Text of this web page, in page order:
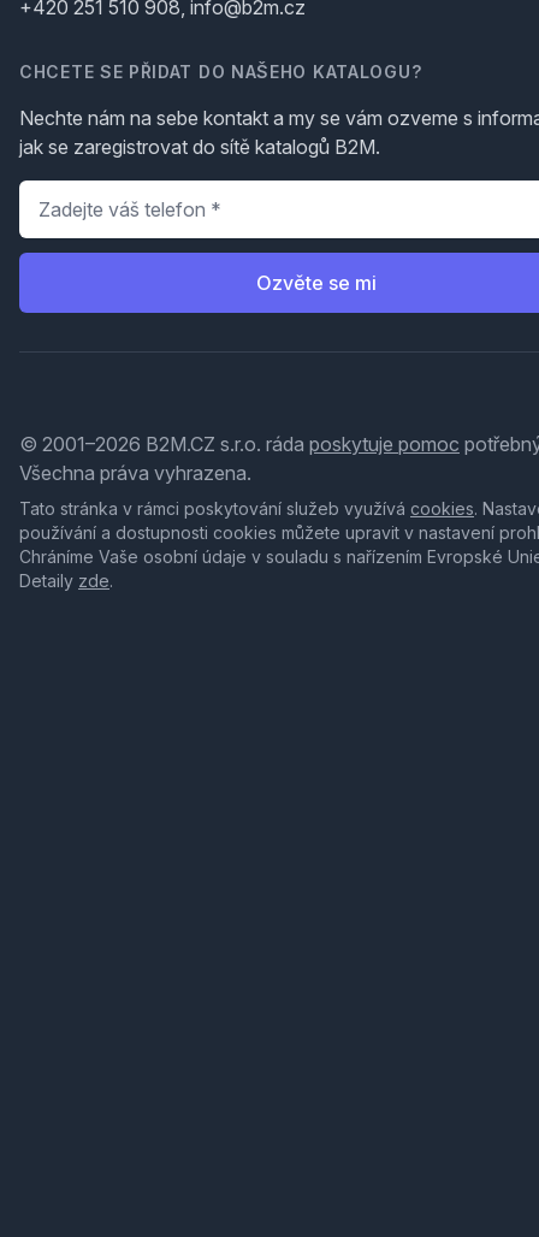
+420 251 510 908, info@b2m.cz
CHCETE SE PŘIDAT DO NAŠEHO KATALOGU?
Nechte nám na sebe kontakt a my se vám ozveme s
jak se zaregistrovat do sítě katalogů B2M.
Telefon
Ozvěte se mi
© 2001–2026 B2M.CZ s.r.o. ráda poskytuje pomoc
Všechna práva vyhrazena.
Tato stránka v rámci poskytování služeb využívá cookies.
používání a dostupnosti cookies můžete upravit v nastavení
Chráníme Vaše osobní údaje v souladu s nařízením Evropské
Detaily zde.